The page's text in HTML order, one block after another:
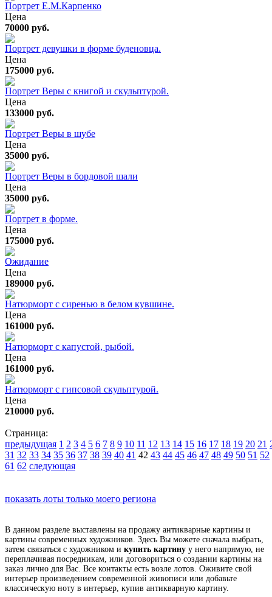
Портрет Е.М.Карпенко
Цена
70000 руб.
Портрет девушки в форме буденовца.
Цена
175000 руб.
Портрет Веры с книгой и скульптурой.
Цена
133000 руб.
Портрет Веры в шубе
Цена
35000 руб.
Портрет Веры в бордовой шали
Цена
35000 руб.
Портрет в форме.
Цена
175000 руб.
Ожидание
Цена
189000 руб.
Натюрморт с сиренью в белом кувшине.
Цена
161000 руб.
Натюрморт с капустой, рыбой.
Цена
161000 руб.
Натюрморт с гипсовой скульптурой.
Цена
210000 руб.
Страница:
предыдущая 1 2 3 4 5 6 7 8 9 10 11 12 13 14 15 16 17 18 19 20 21
31 32 33 34 35 36 37 38 39 40 41 42 43 44 45 46 47 48 49 50 51 52
61 62 следующая
показать лоты только моего региона
В данном разделе выставлены на продажу антикварные картины и
картины современных художников. Здесь Вы можете сначала выбрать,
затем связаться с художником и купить картину у него напрямую, не
переплачивая посредникам, или договориться о создании картины на
заказ лично для Вас. Все контакты есть возле лотов. Оживите свой
интерьер произведением современной живописи или добавьте
классическую ноту в интерьер, купив антикварную картину.